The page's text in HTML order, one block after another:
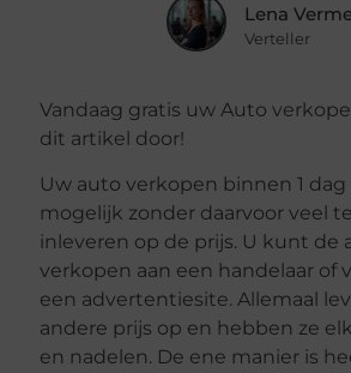
Lena
Verteller
Vandaag gratis uw Auto
dit artikel door!
Uw auto verkopen binnen 1 dag
mogelijk zonder daarvoor veel
inleveren op de prijs. U kunt de
verkopen aan een handelaar of
een advertentiesite. Allemaal
andere prijs op en hebben ze
en nadelen. De ene manier is